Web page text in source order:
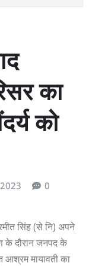
का
को
0
सिंह (से नि) अपने
के दौरान जनपद के
आश्रम मायावती का